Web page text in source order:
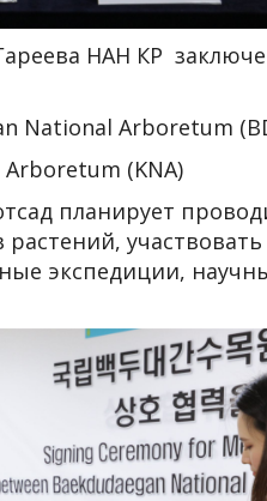
НАН КР
National Arboretum
(KNA)
планирует
экспедиции,